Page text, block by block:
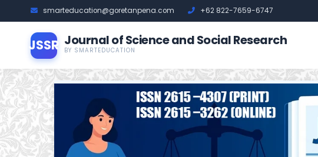
smarteducation@goretanpena.com +62 822-7659-6747
JSSR Journal of Science and Social Research
BY SMARTEDUCATION